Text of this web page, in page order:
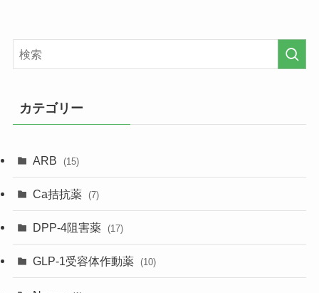
カテゴリー
ARB (15)
Ca拮抗薬 (7)
DPP-4阻害薬 (17)
GLP-1受容体作動薬 (10)